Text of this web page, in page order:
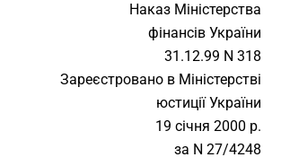
Наказ Міністерства
фінансів України
31.12.99 N 318
Зареєстровано в Міністерстві
юстиції України
19 січня 2000 р.
за N 27/4248